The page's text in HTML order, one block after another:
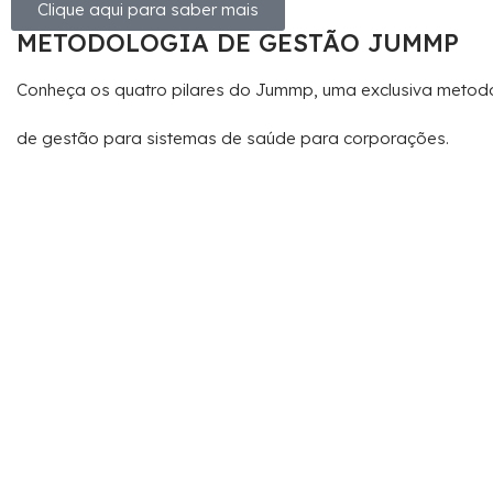
Clique aqui para saber mais
METODOLOGIA DE GESTÃO JUMMP
Conheça os quatro pilares do Jummp, uma exclusiva
de gestão para sistemas de saúde para corporações.